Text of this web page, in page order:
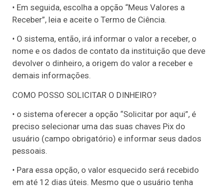
• Em seguida, escolha a opção “Meus Valores a
Receber”, leia e aceite o Termo de Ciência.
• O sistema, então, irá informar o valor a receber, o
nome e os dados de contato da instituição que deve
devolver o dinheiro, a origem do valor a receber e
demais informações.
COMO POSSO SOLICITAR O DINHEIRO?
• o sistema oferecer a opção “Solicitar por aqui”, é
preciso selecionar uma das suas chaves Pix do
usuário (campo obrigatório) e informar seus dados
pessoais.
• Para essa opção, o valor esquecido será recebido
em até 12 dias úteis. Mesmo que o usuário tenha